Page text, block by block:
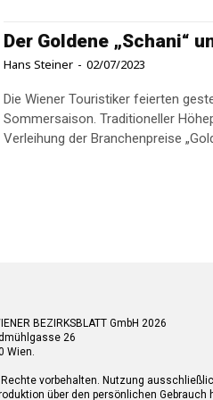
Der Goldene „Schani“
Hans Steiner - 02/07/2023
Die Wiener Touristiker feierten
Sommersaison. Traditioneller
Verleihung der Branchenpreise
BEZIRKSBLATT GmbH 2026
26
Wien.
vorbehalten. Nutzung
über den persönlichen